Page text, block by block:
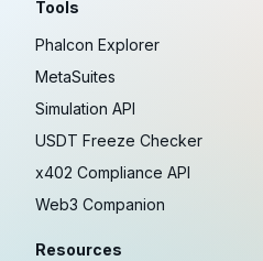
Tools
Phalcon Explorer
MetaSuites
Simulation API
USDT Freeze Checker
x402 Compliance API
Web3 Companion
Resources